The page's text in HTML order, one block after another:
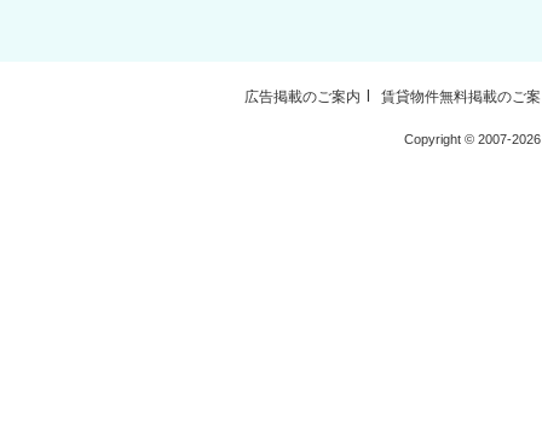
広告掲載のご案内 賃貸物件無料掲載のご
Copyright © 2007-